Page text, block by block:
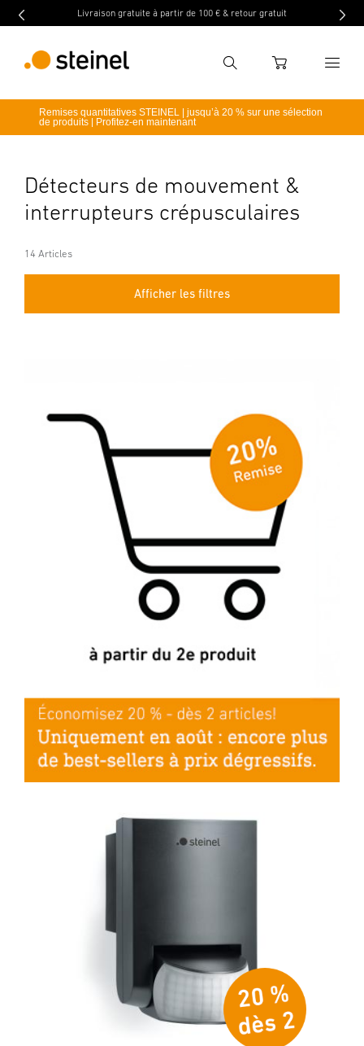
Livraison gratuite à partir de 100 € & retour gratuit
Recherche
Entrer critère de recherche
WARENKORB
Remises quantitatives STEINEL | jusqu’à 20 % sur une sélection
de produits | Profitez-en maintenant
Détecteurs de mouvement &
interrupteurs crépusculaires
14 Articles
Afficher les filtres